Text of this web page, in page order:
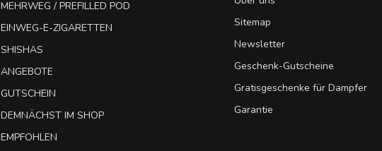
MEHRWEG / PREFILLED POD
EINWEG-E-ZIGARETTEN
SHISHAS
ANGEBOTE
GUTSCHEIN
DEMNÄCHST IM SHOP
EMPFOHLEN
Sitemap
Newsletter
Geschenk-Gutscheine
Gratisgeschenke für Dampfer
Garantie